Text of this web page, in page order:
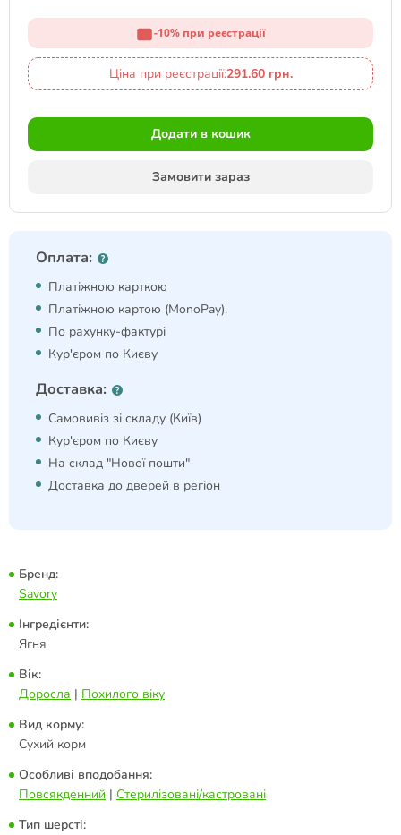
-10% при реєстрації
Ціна при реєстрації:291.60 грн.
Додати в кошик
Замовити зараз
Оплата:
Платіжною карткою
Платіжною картою (MonoPay).
По рахунку-фактурі
Кур'єром по Києву
Доставка:
Самовивіз зі складу (Київ)
Кур'єром по Києву
На склад "Нової пошти"
Доставка до дверей в регіон
Бренд:
Savory
Інгредієнти:
Ягня
Вік:
Доросла | Похилого віку
Вид корму:
Сухий корм
Особливі вподобання:
Повсякденний | Стерилізовані/кастровані
Тип шерсті: